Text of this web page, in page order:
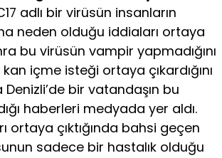
adlı bir virüsün insanların
neden olduğu iddiaları ortaya
bu virüsün vampir yapmadığını
içme isteği ortaya çıkardığını
bir vatandaşın bu
haberleri medyada yer aldı.
ortaya çıktığında bahsi geçen
sadece bir hastalık olduğu